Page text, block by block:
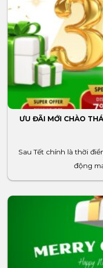
ƯU ĐÃI MỚI CHÀO
Sau Tết chính là thời
động